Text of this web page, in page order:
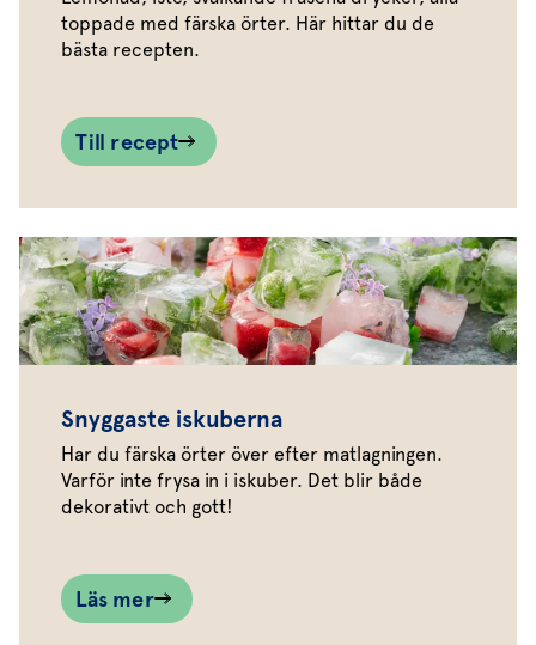
toppade med färska örter. Här hittar du de
bästa recepten.
Till recept
Snyggaste iskuberna
Har du färska örter över efter matlagningen.
Varför inte frysa in i iskuber. Det blir både
dekorativt och gott!
Läs mer